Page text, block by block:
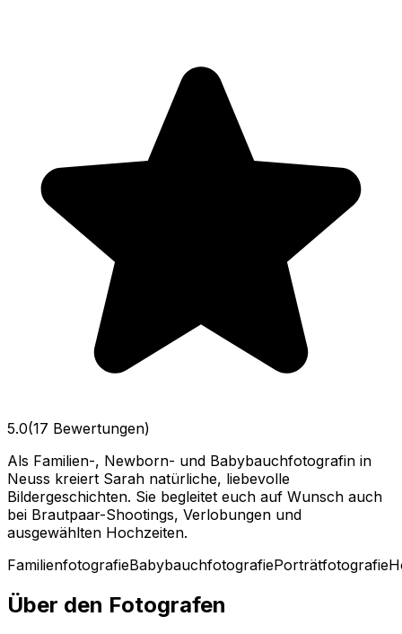
5.0(17 Bewertungen)
Als Familien-, Newborn- und Babybauchfotografin in
Neuss kreiert Sarah natürliche, liebevolle
Bildergeschichten. Sie begleitet euch auf Wunsch auch
bei Brautpaar-Shootings, Verlobungen und
ausgewählten Hochzeiten.
FamilienfotografieBabybauchfotografiePorträtfotografie
Über den Fotografen